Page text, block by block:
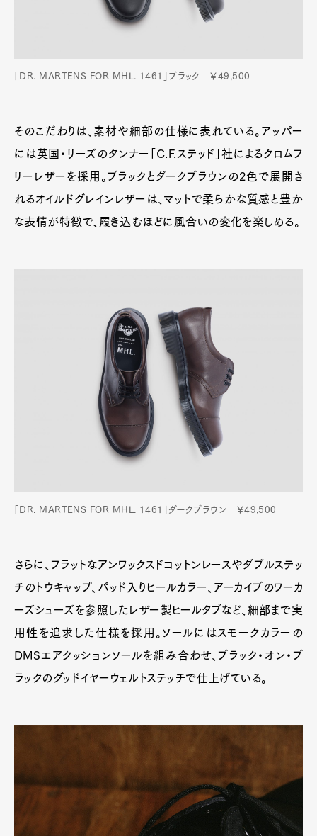
「DR. MARTENS FOR MHL. 1461」ブラック ￥49,500
そのこだわりは、素材や細部の仕様に表れている。アッパー
には英国・リーズのタンナー「C.F.ステッド」社によるクロムフ
リーレザーを採用。ブラックとダークブラウンの2色で展開さ
れるオイルドグレインレザーは、マットで柔らかな質感と豊か
な表情が特徴で、履き込むほどに風合いの変化を楽しめる。
「DR. MARTENS FOR MHL. 1461」ダークブラウン ￥49,500
さらに、フラットなアンワックスドコットンレースやダブルステッ
チのトウキャップ、パッド入りヒールカラー、アーカイブのワーカ
ーズシューズを参照したレザー製ヒールタブなど、細部まで実
用性を追求した仕様を採用。ソールにはスモークカラーの
DMSエアクッションソールを組み合わせ、ブラック・オン・ブ
ラックのグッドイヤーウェルトステッチで仕上げている。